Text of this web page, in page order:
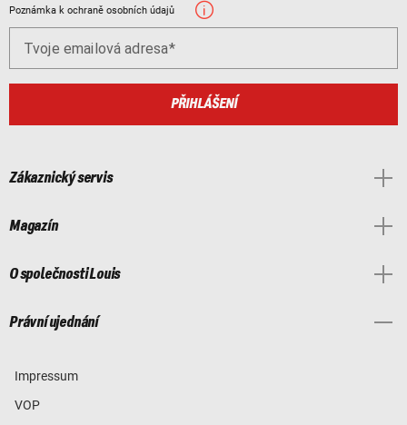
Poznámka k ochraně osobních údajů
Tvoje emailová adresa
PŘIHLÁŠENÍ
Zákaznický servis
Magazín
O společnosti Louis
Právní ujednání
Impressum
VOP